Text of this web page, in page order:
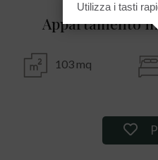
Appartamento
103 mq
Utilizza i tasti